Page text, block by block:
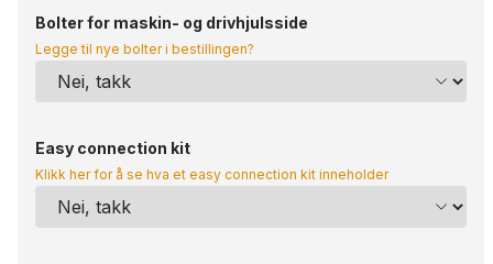
Bolter for maskin- og drivhjulsside
Legge til nye bolter i bestillingen?
Easy connection kit
Klikk her for å se hva et easy connection kit inneholder